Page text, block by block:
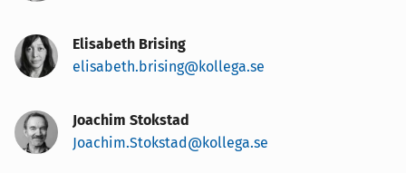
Elisabeth Brising
elisabeth.brising@kollega.se
Joachim Stokstad
Joachim.Stokstad@kollega.se